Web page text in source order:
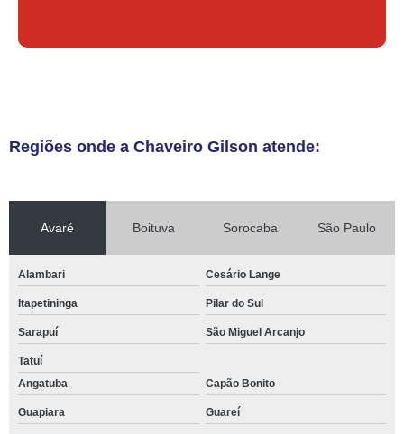
Regiões onde a Chaveiro Gilson atende:
Avaré Boituva Sorocaba São Paulo
Alambari Cesário Lange
Itapetininga Pilar do Sul
Sarapuí São Miguel Arcanjo
Tatuí
Angatuba
Capão Bonito
Guapiara Guareí